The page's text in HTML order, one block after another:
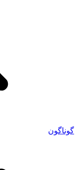
گوناگون